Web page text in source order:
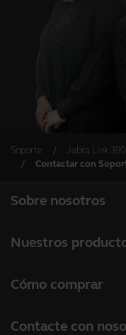
Soporte
Jabra Link
Contactar con
Sobre nosotros
Sostenibilidad
Nuestros
Cámaras de
Cómo comprar
Contacte con